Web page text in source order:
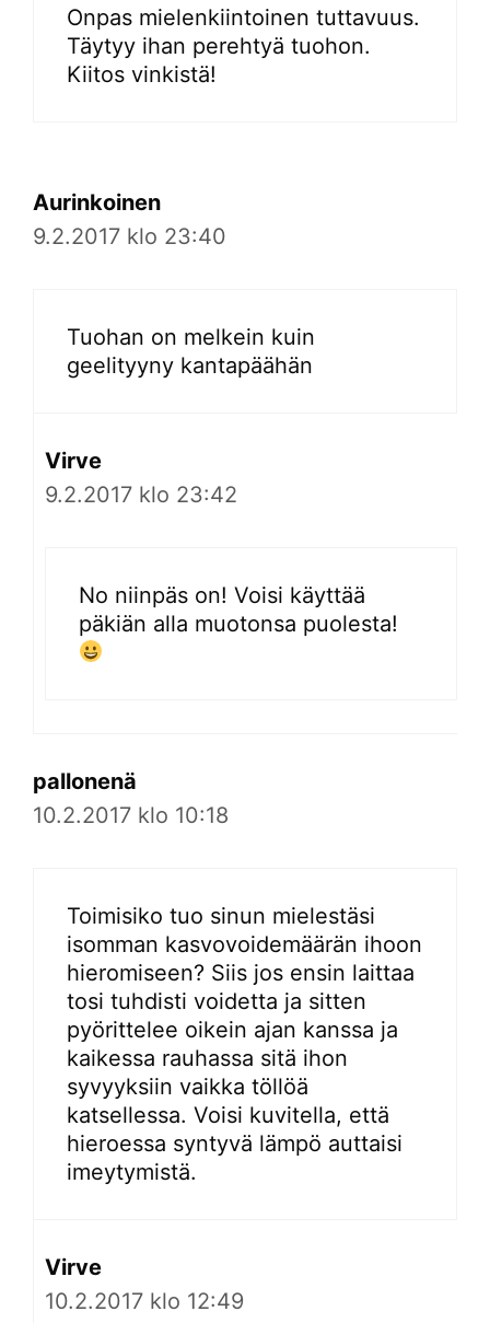
Onpas mielenkiintoinen tuttavuus.
Täytyy ihan perehtyä tuohon.
Kiitos vinkistä!
Aurinkoinen
9.2.2017 klo 23:40
Tuohan on melkein kuin
geelityyny kantapäähän
Virve
9.2.2017 klo 23:42
No niinpäs on! Voisi käyttää
päkiän alla muotonsa puolesta!
pallonenä
10.2.2017 klo 10:18
Toimisiko tuo sinun mielestäsi
isomman kasvovoidemäärän ihoon
hieromiseen? Siis jos ensin laittaa
tosi tuhdisti voidetta ja sitten
pyörittelee oikein ajan kanssa ja
kaikessa rauhassa sitä ihon
syvyyksiin vaikka töllöä
katsellessa. Voisi kuvitella, että
hieroessa syntyvä lämpö auttaisi
imeytymistä.
Virve
10.2.2017 klo 12:49